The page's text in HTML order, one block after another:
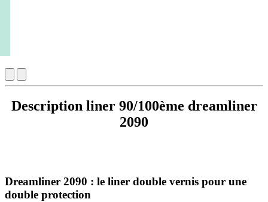
Description liner 90/100ème dreamliner
2090
Dreamliner 2090 : le liner double vernis pour une
double protection